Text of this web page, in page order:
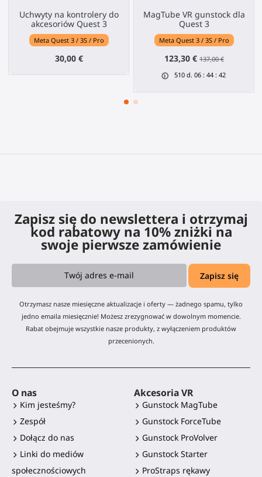
Uchwyty na kontrolery do
akcesoriów Quest 3
Meta Quest 3 / 3S / Pro
30,00 €
MagTube VR gunstock dla
Quest 3
Meta Quest 3 / 3S / Pro
123,30 € 137,00 €
510 d. 06 :44 :41
Zapisz się do newslettera i otrzymaj
kod rabatowy na 10% zniżki na
swoje pierwsze zamówienie
Otrzymasz nasze miesięczne aktualizacje i oferty — żadnego spamu, tylko
jedno emaila miesięcznie! Możesz zrezygnować w dowolnym momencie.
Rabat obejmuje wszystkie nasze produkty, z wyłączeniem produktów
przecenionych.
O nas
Kim jesteśmy?
Zespół
Dołącz do nas
Linki do mediów
społecznościowych
Akcesoria VR
Gunstock MagTube
Gunstock ForceTube
Gunstock ProVolver
Gunstock Starter
ProStraps rękawy